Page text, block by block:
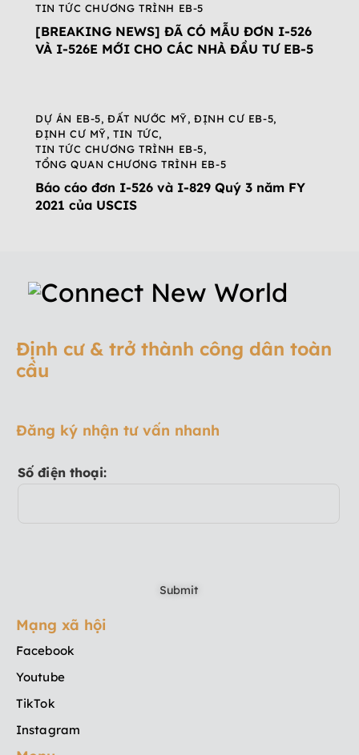
TIN TỨC CHƯƠNG TRÌNH EB-5
[BREAKING NEWS] ĐÃ CÓ MẪU ĐƠN I-526
VÀ I-526E MỚI CHO CÁC NHÀ ĐẦU TƯ EB-5
DỰ ÁN EB-5,ĐẤT NƯỚC MỸ,ĐỊNH CƯ EB-5,
ĐỊNH CƯ MỸ,TIN TỨC,
TIN TỨC CHƯƠNG TRÌNH EB-5,
TỔNG QUAN CHƯƠNG TRÌNH EB-5
Báo cáo đơn I-526 và I-829 Quý 3 năm FY
2021 của USCIS
Định cư & trở thành công dân toàn
cầu
Đăng ký nhận tư vấn nhanh
Số điện thoại:
Mạng xã hội
Facebook
Youtube
TikTok
Instagram